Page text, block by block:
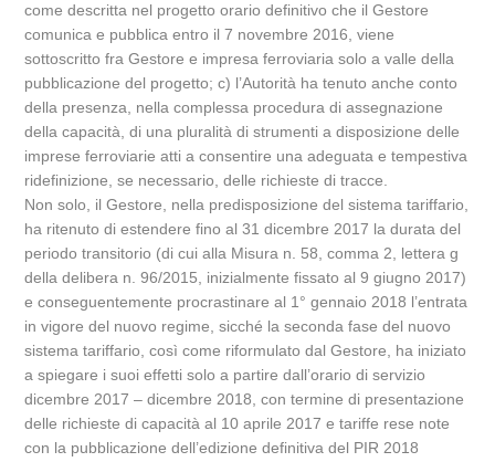
come descritta nel progetto orario definitivo che il Gestore
comunica e pubblica entro il 7 novembre 2016, viene
sottoscritto fra Gestore e impresa ferroviaria solo a valle della
pubblicazione del progetto; c) l’Autorità ha tenuto anche conto
della presenza, nella complessa procedura di assegnazione
della capacità, di una pluralità di strumenti a disposizione delle
imprese ferroviarie atti a consentire una adeguata e tempestiva
ridefinizione, se necessario, delle richieste di tracce.
Non solo, il Gestore, nella predisposizione del sistema tariffario,
ha ritenuto di estendere fino al 31 dicembre 2017 la durata del
periodo transitorio (di cui alla Misura n. 58, comma 2, lettera g
della delibera n. 96/2015, inizialmente fissato al 9 giugno 2017)
e conseguentemente procrastinare al 1° gennaio 2018 l’entrata
in vigore del nuovo regime, sicché la seconda fase del nuovo
sistema tariffario, così come riformulato dal Gestore, ha iniziato
a spiegare i suoi effetti solo a partire dall’orario di servizio
dicembre 2017 – dicembre 2018, con termine di presentazione
delle richieste di capacità al 10 aprile 2017 e tariffe rese note
con la pubblicazione dell’edizione definitiva del PIR 2018